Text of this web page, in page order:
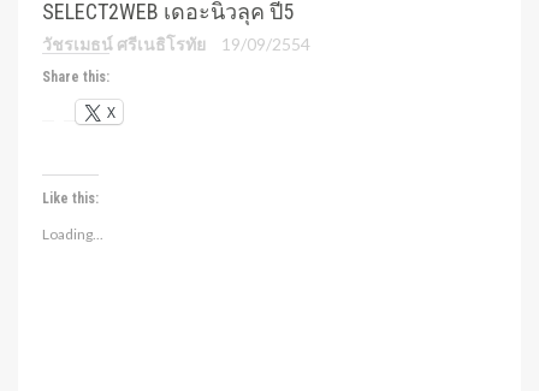
SELECT2WEB เดอะนิวลุค ปี5
วัชรเมธน์ ศรีเนธิโรทัย 19/09/2554
Share this:
X
Like this:
Loading...